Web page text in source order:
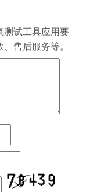
测试工具应用要
、售后服务等。